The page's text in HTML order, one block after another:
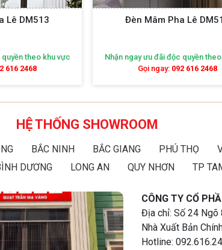
Lê DM514
theo khu vực
616 2468
Đèn Mâm Pha Lê
Nhận ngay ưu đãi độc quyền
Gọi ngay: 092 616 2468
HỆ THỐNG SHOWROOM
BẮC NINH BẮC GIANG PHÚ THỌ
DƯƠNG LONG AN QUY NHƠN TP
CÔNG TY CỔ
Địa chỉ: Số 24 Ngõ
Nhà Xuất Bản
Hotline: